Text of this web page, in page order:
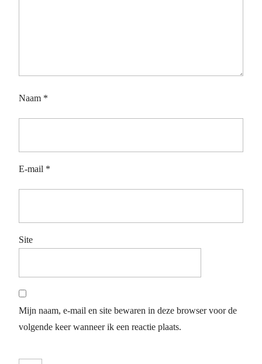
Naam *
E-mail *
Site
Mijn naam, e-mail en site bewaren in deze browser voor de
volgende keer wanneer ik een reactie plaats.